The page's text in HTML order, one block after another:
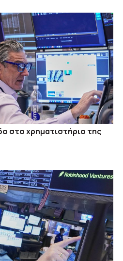
στο χρηματιστήριο της